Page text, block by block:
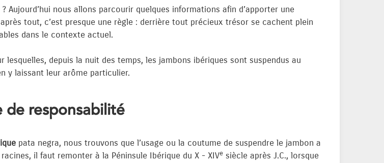
nous allons parcourir quelques informations afin d’apporter une
tout, c’est presque une règle : derrière tout précieux trésor se cachent plein
dans le contexte actuel.
depuis la nuit des temps, les jambons ibériques sont suspendus au
y laissant leur arôme particulier.
de responsabilité
pata negra, nous trouvons que l’usage ou la coutume de suspendre le jambon a
il faut remonter à la Péninsule Ibérique du X - XIVe siècle après J.C., lorsque